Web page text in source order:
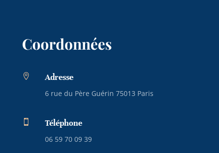
Coordonnées
 Adresse
6 rue du Père Guérin 75013 Paris
 Téléphone
06 59 70 09 39